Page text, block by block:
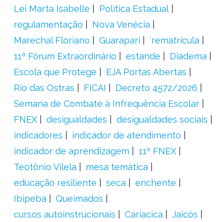
Lei Marta Isabelle
Política Estadual
regulamentação
Nova Venécia
Marechal Floriano
Guarapari
´rematrícula
11º Fórum Extraordinário
estande
Diadema
Escola que Protege
EJA Portas Abertas
Rio das Ostras
FICAI
Decreto 4572/2026
Semana de Combate à Infrequência Escolar
FNEX
desigualdades
desigualdades sociais
indicadores
indicador de atendimento
indicador de aprendizagem
11º FNEX
Teotônio Vilela
mesa temática
educação resiliente
seca
enchente
Ibipeba
Queimados
cursos autoinstrucionais
Cariacica
Jaicós